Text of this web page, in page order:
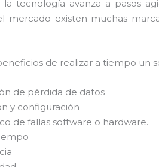
la tecnología avanza a pasos
mercado existen muchas
de realizar a tiempo un
de pérdida de datos
y configuración
de fallas software o hardware.